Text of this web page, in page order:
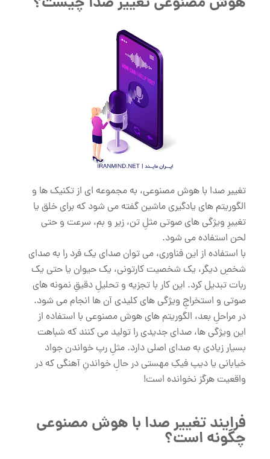
تغییر صدا با هوش مصنوعی، به مجموعه ‌ای از تکنیک‌ ها و
الگوریتم‌ های یادگیری ماشین گفته می‌ شود که برای خلق یا
تغییرِ ویژگی ‌های صوتی مثلِ تن، زیر و بم، سرعت و حتی
لحن استفاده می ‌شود.
با استفاده از این فناوری، می ‌توان صدای یک فرد را به صدای
شخصِ دیگر، یک شخصیت کارتونی، یک حیوان یا حتی یک
ربات تبدیل کرد. این کار با تجزیه و تحلیلِ دقیقِ نمونه ‌های
صوتی و استخراجِ ویژگی ‌های کلیدی آن‌ ها انجام می ‌شود.
در مراحلِ بعد، الگوریتم‌ های هوش مصنوعی با استفاده از
این ویژگی‌ ها، صدای جدیدی را تولید می ‌کنند که شباهت
بسیار زیادی به صدای اصلی دارد. مثلِ رپ خواندن جواد
خیابانی یا دیپ فیکِ مهستی در حالِ خواندنِ آهنگی که در
واقعیت هرگز نخوانده است!
فرایند تغییر صدا با هوش مصنوعی
چگونه است؟